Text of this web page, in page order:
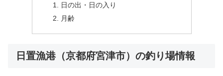
日の出・日の入り
月齢
日置漁港（京都府宮津市）の釣り場情報